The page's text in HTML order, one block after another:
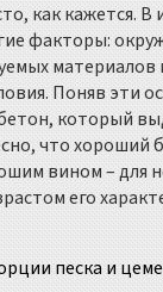
как кажется. В
факторы:
материалов
Поняв эти
который
что хороший
вином – для
его
песка и